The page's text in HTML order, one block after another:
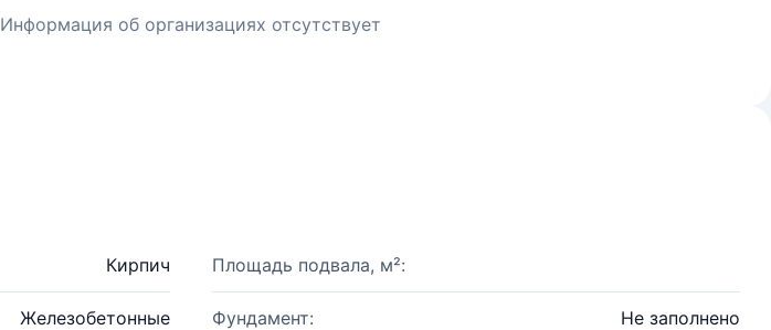
Информация об организациях отсутствует
Кирпич Площадь подвала, м²:
Железобетонные Фундамент: Не заполнено